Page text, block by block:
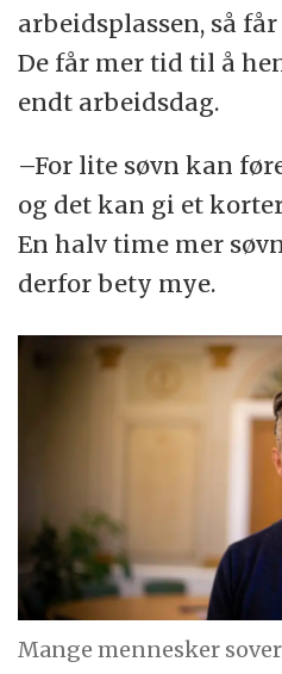
arbeidsplassen, så
De får mer tid til å
endt arbeidsdag.
–For lite søvn kan
og det kan gi et
En halv time mer
derfor bety mye.
Mange mennesker